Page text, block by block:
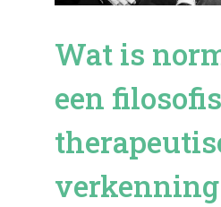
Wat is
een
verkenning